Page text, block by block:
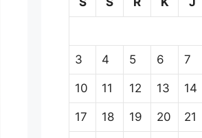
3 4 5 6 7
10 11 12 13 14
17 18 19 20 21